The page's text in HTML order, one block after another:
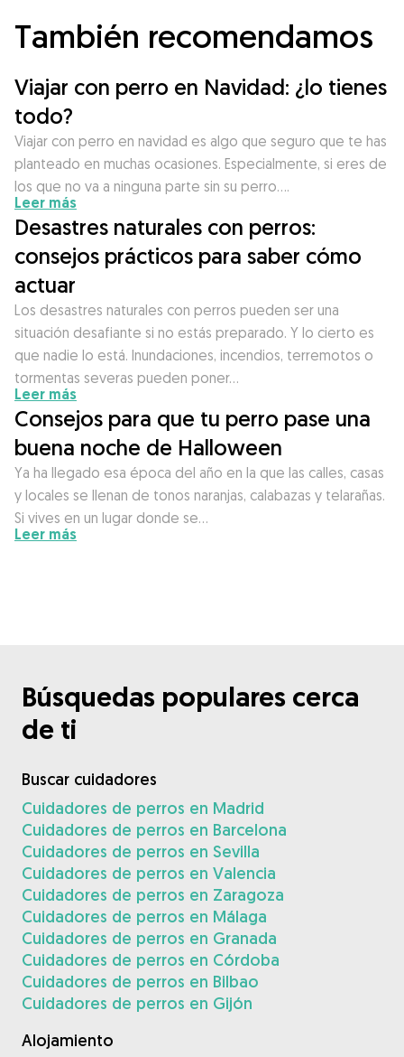
También recomendamos
Viajar con perro en Navidad: ¿lo tienes
todo?
Viajar con perro en navidad es algo que seguro que te has
planteado en muchas ocasiones. Especialmente, si eres de
los que no va a ninguna parte sin su perro….
Leer más
Desastres naturales con perros:
consejos prácticos para saber cómo
actuar
Los desastres naturales con perros pueden ser una
situación desafiante si no estás preparado. Y lo cierto es
que nadie lo está. Inundaciones, incendios, terremotos o
tormentas severas pueden poner…
Leer más
Consejos para que tu perro pase una
buena noche de Halloween
Ya ha llegado esa época del año en la que las calles, casas
y locales se llenan de tonos naranjas, calabazas y telarañas.
Si vives en un lugar donde se…
Leer más
Búsquedas populares cerca
de ti
Buscar cuidadores
Cuidadores de perros en Madrid
Cuidadores de perros en Barcelona
Cuidadores de perros en Sevilla
Cuidadores de perros en Valencia
Cuidadores de perros en Zaragoza
Cuidadores de perros en Málaga
Cuidadores de perros en Granada
Cuidadores de perros en Córdoba
Cuidadores de perros en Bilbao
Cuidadores de perros en Gijón
Alojamiento